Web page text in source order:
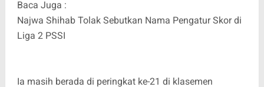
Baca Juga :
Najwa Shihab Tolak Sebutkan Nama Pengatur Skor di
Liga 2 PSSI
Ia masih berada di peringkat ke-21 di klasemen